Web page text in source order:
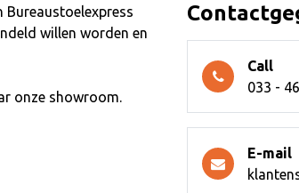
Bureaustoelexpress
willen worden en
onze showroom.
Call
033 -
E-mail